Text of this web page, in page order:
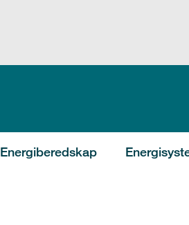
Energiberedskap